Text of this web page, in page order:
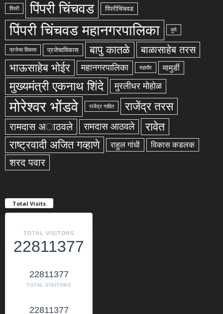
पिंपरी पिंपरी चिंचवड पिंपरीचिंचवड
पिंपरी चिंचवड महानगरपालिका पुणे
प्रजेचा विकास प्रजेचाविकास बापु कातळे बाळासाहेब तरस
भाऊसाहेब भोईर महानगरपालिका महापौर मामुर्डी
मुख्यमंत्री एकनाथ शिंदे मुरलीधर मोहोळ
मोरेश्वर भोंडवे राजेंद्र गावित राजेंद्र तरस
रामदास अाठवले रामदास आठवले रावेत
राष्ट्रवादी अजित गव्हाणे राहुल गांधी विकास कडलक
शरद पवार
Total Visits
TOTAL VISITORS
22811377
22811377
TOTAL VISITORS
22811377